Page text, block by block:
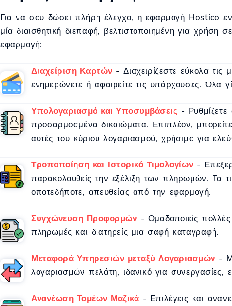
Για να σου δώσει πλήρη έλεγχο, η εφαρμογή Hostico
μία διαισθητική διεπαφή, βελτιστοποιημένη για χρήση
εφαρμογή:
Διαχείριση Καρτών - Διαχειρίζεστε εύκολα
ενημερώνετε ή αφαιρείτε τις υπάρχουσες. Όλα
Υπολογαριασμό και Υποσυμβάσεις -
προσαρμοσμένα δικαιώματα. Επιπλέον,
αυτές του κύριου λογαριασμού, χρήσιμο για
Τροποποίηση και Ιστορικό Τιμολογίων -
παρακολουθείς την εξέλιξη των πληρωμών. Τα
οποτεδήποτε, απευθείας από την εφαρμογή.
Συγχώνευση Προφορμών - Ομαδοποιείς
πληρωμές και διατηρείς μια σαφή καταγραφή.
Μεταφορά Υπηρεσιών μεταξύ Λογαριασμών -
λογαριασμών πελάτη, ιδανικό για
Ανανέωση Τομέων Μαζικά - Επιλέγεις και